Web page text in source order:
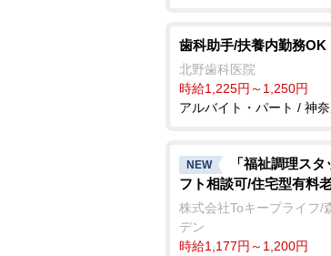
歯科助手/扶養内勤務OK
北野歯科医院
時給1,225円～1,250円
アルバイト・パート / 神
NEW
「福祉調理ス
フト相談可/住宅型有料
株式会社Toキープライフ/
デン
時給1,177円～1,200円